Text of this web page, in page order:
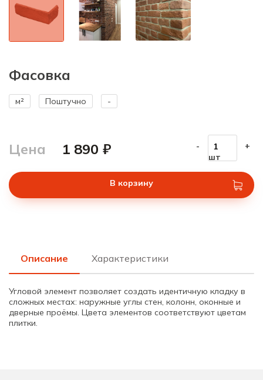
Фасовка
м² Поштучно -
Цена 1 890 ₽
-
шт
+
В корзину
Описание Характеристики
Угловой элемент позволяет создать идентичную кладку в
сложных местах: наружные углы стен, колонн, оконные и
дверные проёмы. Цвета элементов соответствуют цветам
плитки.